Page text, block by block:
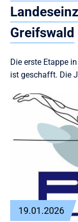
Greifswald
Die erste Etappe
ist geschafft. Die
19.01.2026